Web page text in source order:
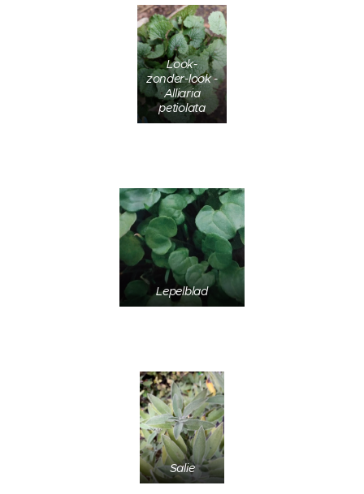
Look-
zonder-look -
Alliaria
petiolata
Lepelblad
Salie